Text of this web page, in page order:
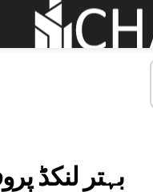
بہتر لنکڈ